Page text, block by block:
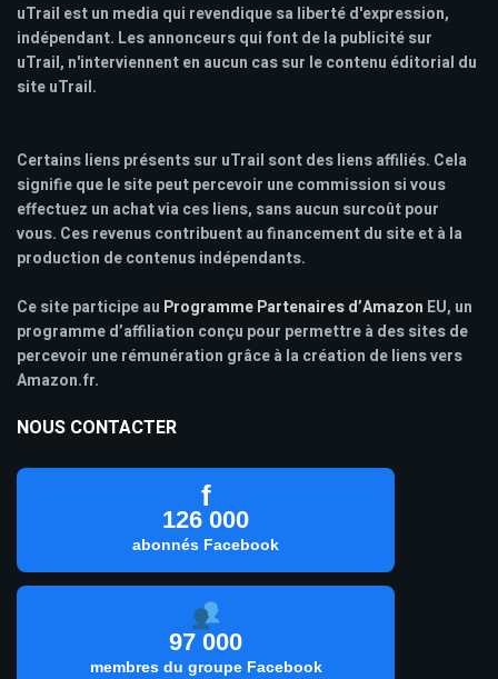
uTrail est un media qui revendique sa liberté d'expression,
indépendant. Les annonceurs qui font de la publicité sur
uTrail, n'interviennent en aucun cas sur le contenu éditorial du
site uTrail.
Certains liens présents sur uTrail sont des liens affiliés. Cela
signifie que le site peut percevoir une commission si vous
effectuez un achat via ces liens, sans aucun surcoût pour
vous. Ces revenus contribuent au financement du site et à la
production de contenus indépendants.
Ce site participe au Programme Partenaires d’Amazon EU, un
programme d’affiliation conçu pour permettre à des sites de
percevoir une rémunération grâce à la création de liens vers
Amazon.fr.
NOUS CONTACTER
f
126 000
abonnés Facebook
97 000
membres du groupe Facebook